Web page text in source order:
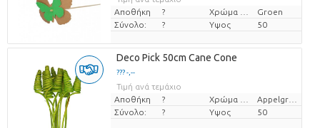
Αποθήκη
?
Groen
Σύνολο:
? Υψος 50
Deco Pick 50cm Cane Cone
??? -,--
Τιμή ανά τεμάχιο
Αποθήκη
?
Σύνολο:
? Υψος 50